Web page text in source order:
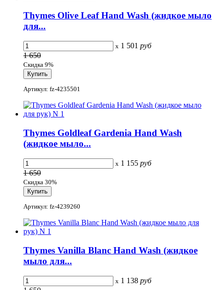
Thymes Olive Leaf Hand Wash (жидкое мыло
для...
x 1 501 руб
1 650
Скидка 9%
Артикул: fz-4235501
Thymes Goldleaf Gardenia Hand Wash
(жидкое мыло...
x 1 155 руб
1 650
Скидка 30%
Артикул: fz-4239260
Thymes Vanilla Blanc Hand Wash (жидкое
мыло для...
x 1 138 руб